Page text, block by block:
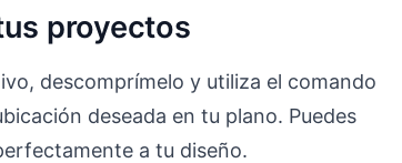
proyectos
descomprímelo y utiliza el comando
deseada en tu plano. Puedes
a tu diseño.